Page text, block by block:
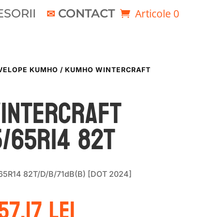
CONTACT Articole 0
KUMHO / KUMHO WINTERCRAFT
82T
82T/D/B/71dB(B) [DOT 2024]